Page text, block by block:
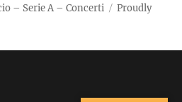
– Serie A – Concerti
Proudly